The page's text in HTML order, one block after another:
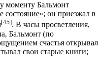
моменту Бальмонт
состояние»; он приезжал в
[45]. В часы просветления,
Бальмонт (по
счастья открывал
свои старые книги;